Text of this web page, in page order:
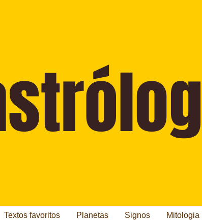
Textos favoritos Planetas Signos Mitologia